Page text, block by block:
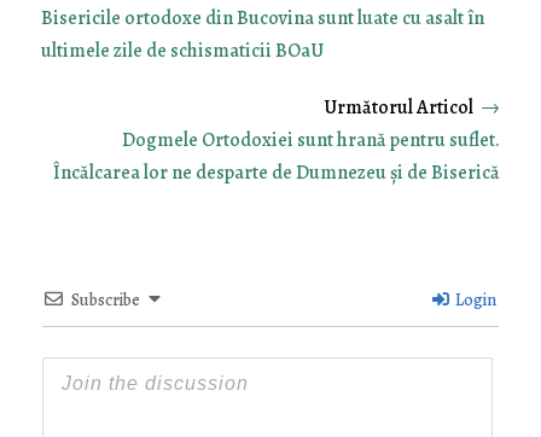
Bisericile ortodoxe din Bucovina sunt luate cu asalt în
ultimele zile de schismaticii BOaU
Dogmele Ortodoxiei sunt hrană pentru suflet.
Încălcarea lor ne desparte de Dumnezeu și de Biserică
→
Subscribe Login